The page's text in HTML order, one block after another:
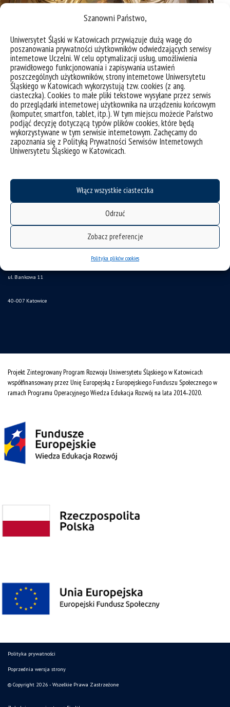
Szanowni Państwo,
Uniwersytet Śląski w Katowicach przywiązuje dużą wagę do
poszanowania prywatności użytkowników odwiedzających serwisy
internetowe Uczelni. W celu optymalizacji usług, umożliwienia
prawidłowego funkcjonowania i zapisywania ustawień
poszczególnych użytkowników, strony internetowe Uniwersytetu
Śląskiego w Katowicach wykorzystują tzw. cookies (z ang.
ciasteczka). Cookies to małe pliki tekstowe wysyłane przez serwis
do przeglądarki internetowej użytkownika na urządzeniu końcowym
(komputer, smartfon, tablet, itp.). W tym miejscu możecie Państwo
podjąć decyzję dotyczącą typów plików cookies, które będą
wykorzystywane w tym serwisie internetowym. Zachęcamy do
zapoznania się z Polityką Prywatności Serwisów Internetowych
Uniwersytetu Śląskiego w Katowicach.
Włącz wszystkie ciasteczka
Odrzuć
Zobacz preferencje
Polityka plików cookies
Read More…
Posted inwiadomości Leave a comment
Instytut Nauk o Sztuce
ul. Bankowa 11
40-007 Katowice
Projekt Zintegrowany Program Rozwoju Uniwersytetu Śląskiego w Katowicach
współfinansowany przez Unię Europejską z Europejskiego Funduszu Społecznego w
ramach Programu Operacyjnego Wiedza Edukacja Rozwój na lata 2014˗2020.
Polityka prywatności
Poprzednia wersja strony
© Copyright 2026 - Wszelkie Prawa Zastrzeżone